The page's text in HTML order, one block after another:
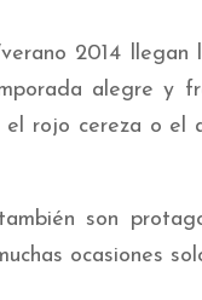
2014
alegre y
el rojo cereza o
son
ocasiones